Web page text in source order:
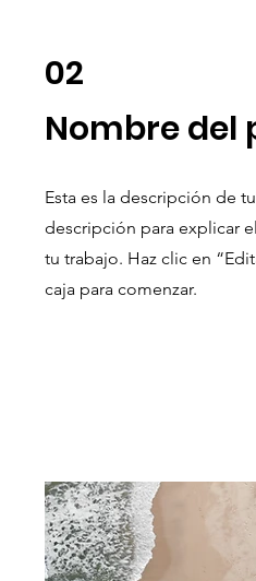
02
Nombre del
Esta es la descripción de
descripción para explicar
tu trabajo. Haz clic en
caja para comenzar.